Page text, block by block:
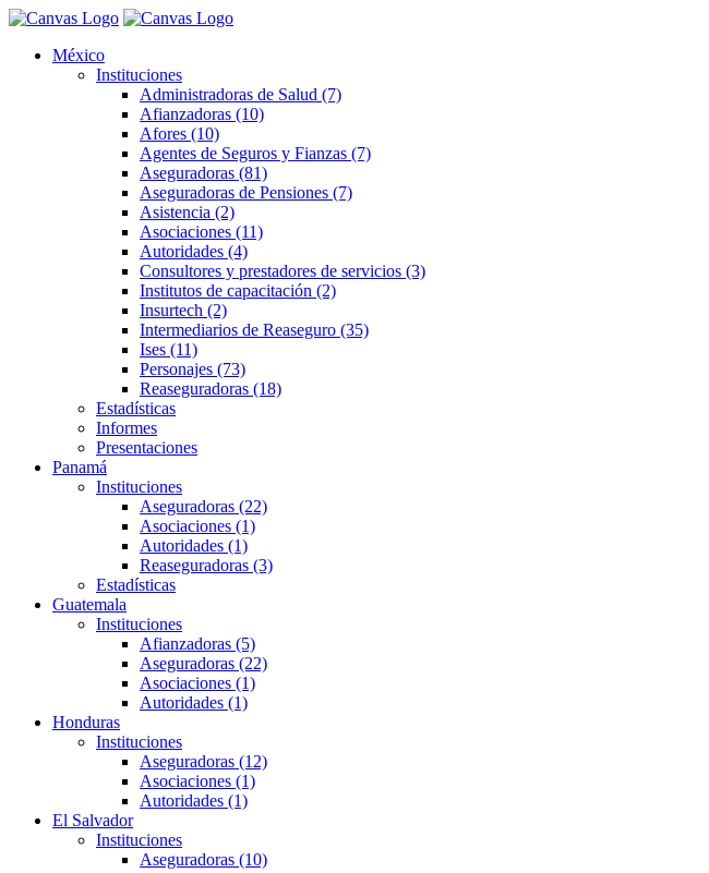
México
Instituciones
Administradoras de Salud (7)
Afianzadoras (10)
Afores (10)
Agentes de Seguros y Fianzas (7)
Aseguradoras (81)
Aseguradoras de Pensiones (7)
Asistencia (2)
Asociaciones (11)
Autoridades (4)
Consultores y prestadores de servicios (3)
Institutos de capacitación (2)
Insurtech (2)
Intermediarios de Reaseguro (35)
Ises (11)
Personajes (73)
Reaseguradoras (18)
Estadísticas
Informes
Presentaciones
Panamá
Instituciones
Aseguradoras (22)
Asociaciones (1)
Autoridades (1)
Reaseguradoras (3)
Estadísticas
Guatemala
Instituciones
Afianzadoras (5)
Aseguradoras (22)
Asociaciones (1)
Autoridades (1)
Honduras
Instituciones
Aseguradoras (12)
Asociaciones (1)
Autoridades (1)
El Salvador
Instituciones
Aseguradoras (10)